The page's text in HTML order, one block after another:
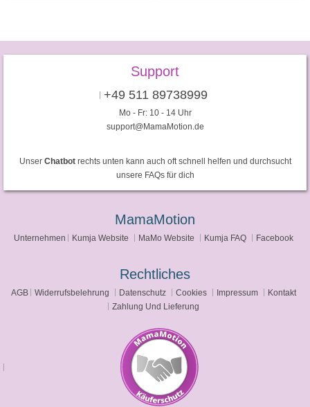
Support
+49 511 89738999
Mo - Fr: 10 - 14 Uhr
support@MamaMotion.de
Unser Chatbotrechts unten kann auch oft schnell helfen und durchsucht
unsere FAQs für dich
MamaMotion
Unternehmen Kumja Website MaMo Website Kumja FAQ Facebook
Rechtliches
AGB Widerrufsbelehrung Datenschutz Cookies Impressum
Kontakt
Zahlung Und Lieferung